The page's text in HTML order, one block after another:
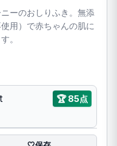
ーのおしりふき。無添
用）で赤ちゃんの肌に
。
🏆85点